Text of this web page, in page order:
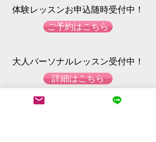
​体験レッスンお申込随時受付中！​​​​
ご予約はこちら
大人パーソナルレッスン受付中！
詳細はこちら